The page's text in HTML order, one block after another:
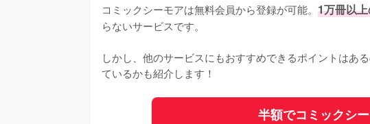
コミックシーモアは無料会員から登録が可能。 1万冊以
らないサービスです。
しかし、他のサービスにもおすすめできるポイントはあ
ているかも紹介します！
半額でコミックシ